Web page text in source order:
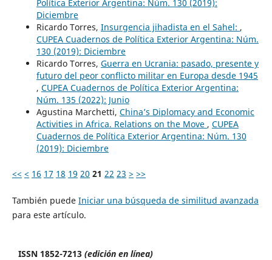
Política Exterior Argentina: Núm. 130 (2019):
Diciembre
Ricardo Torres, Insurgencia jihadista en el Sahel: ,
CUPEA Cuadernos de Política Exterior Argentina: Núm.
130 (2019): Diciembre
Ricardo Torres, Guerra en Ucrania: pasado, presente y
futuro del peor conflicto militar en Europa desde 1945
, CUPEA Cuadernos de Política Exterior Argentina:
Núm. 135 (2022): Junio
Agustina Marchetti, China’s Diplomacy and Economic
Activities in Africa. Relations on the Move , CUPEA
Cuadernos de Política Exterior Argentina: Núm. 130
(2019): Diciembre
<< < 16 17 18 19 20 21 22 23 > >>
También puede Iniciar una búsqueda de similitud avanzada
para este artículo.
ISSN 1852-7213 (edición en línea)